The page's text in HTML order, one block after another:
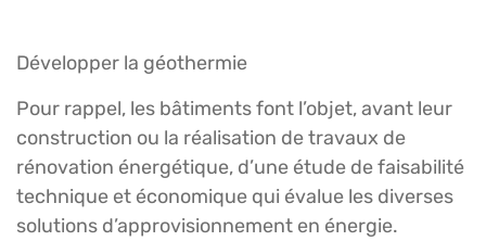
Développer la géothermie
Pour rappel, les bâtiments font l’objet, avant leur
construction ou la réalisation de travaux de
rénovation énergétique, d’une étude de faisabilité
technique et économique qui évalue les diverses
solutions d’approvisionnement en énergie.